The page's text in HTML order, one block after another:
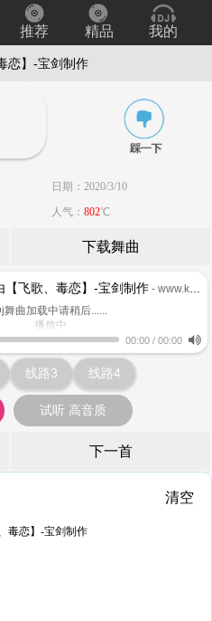
推荐 精品 我的
恋】-宝剑制作
日期：2020/3/10
人气： 802℃
下载舞曲
【飞歌、毒恋】-宝剑制作 - www.keiqu.com
舞曲加载中请稍后......
播放中
www.keiqu.com
00:00 / 00:00
线路3 线路4
试听 高音质
下一首
清空
毒恋】-宝剑制作